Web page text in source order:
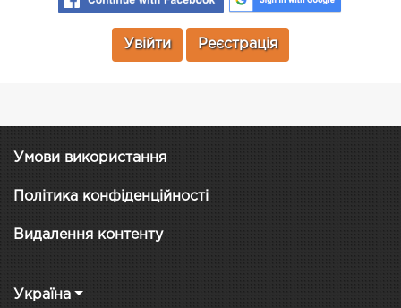
Увійти Реєстрація
Умови використання
Політика конфіденційності
Видалення контенту
Україна